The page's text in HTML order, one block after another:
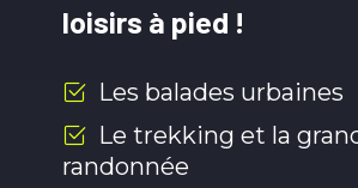
loisirs à pied !
Les balades urbaines
Le trekking et la
randonnée